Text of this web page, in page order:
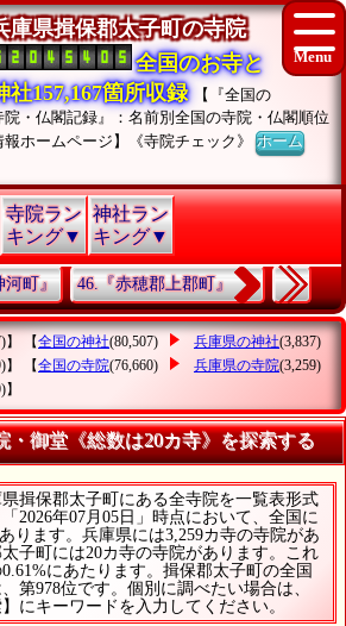
庫県揖保郡太子町の寺院
全国のお寺と
社157,167箇所収録
【『全国の
院・仏閣記録』：名前別全国の寺院・仏閣順位
報ホームページ】《寺院チェック》ホーム
寺院ラン
キング▼
神社ラン
キング▼
河町』 46.『赤穂郡上郡町』
】 【全国の神社(80,507) 兵庫県の神社(3,837)
】 【全国の寺院(76,660) 兵庫県の寺院(3,259)
・御堂《総数は20カ寺》を探索する
揖保郡太子町にある全寺院を一覧表形式
2026年07月05日」時点において、全国に
ります。兵庫県には3,259カ寺の寺院があ
子町には20カ寺の寺院があります。これ
にあたります。揖保郡太子町の全国
第978位です。個別に調べたい場合は、
にキーワードを入力してください。